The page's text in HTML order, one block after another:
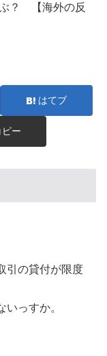
？ 【海外の反
はてブ
ピー
引の貸付が限度
いっすか。